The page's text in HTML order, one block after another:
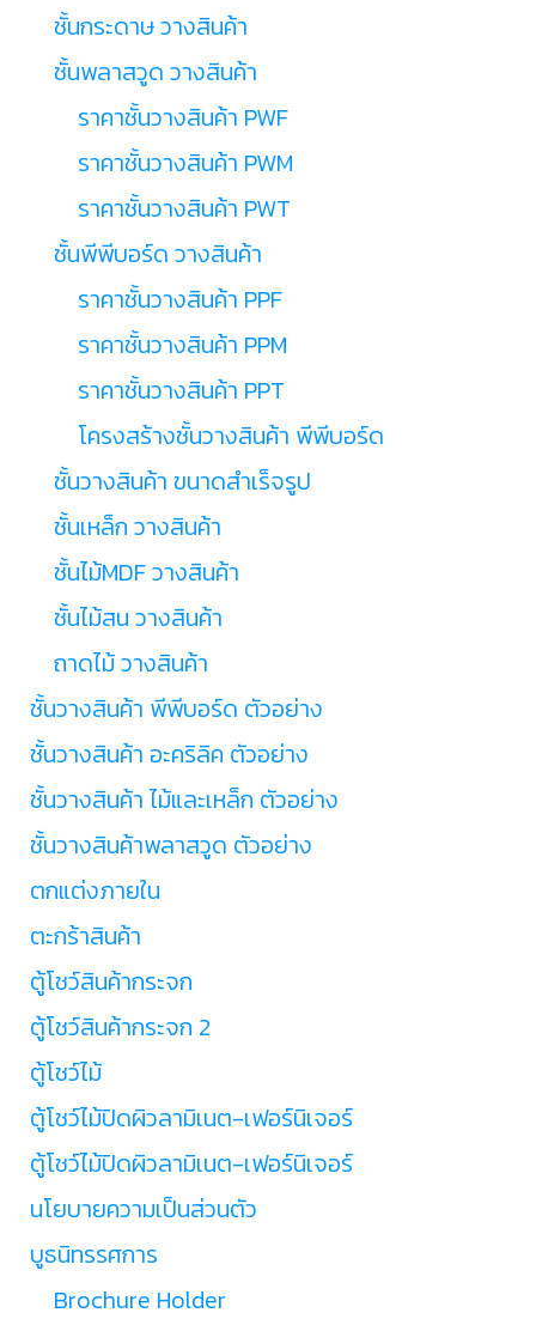
ชั้นกระดาษ วางสินค้า
ชั้นพลาสวูด วางสินค้า
ราคาชั้นวางสินค้า PWF
ราคาชั้นวางสินค้า PWM
ราคาชั้นวางสินค้า PWT
ชั้นพีพีบอร์ด วางสินค้า
ราคาชั้นวางสินค้า PPF
ราคาชั้นวางสินค้า PPM
ราคาชั้นวางสินค้า PPT
โครงสร้างชั้นวางสินค้า พีพีบอร์ด
ชั้นวางสินค้า ขนาดสำเร็จรูป
ชั้นเหล็ก วางสินค้า
ชั้นไม้MDF วางสินค้า
ชั้นไม้สน วางสินค้า
ถาดไม้ วางสินค้า
ชั้นวางสินค้า พีพีบอร์ด ตัวอย่าง
ชั้นวางสินค้า อะคริลิค ตัวอย่าง
ชั้นวางสินค้า ไม้และเหล็ก ตัวอย่าง
ชั้นวางสินค้าพลาสวูด ตัวอย่าง
ตกแต่งภายใน
ตะกร้าสินค้า
ตู้โชว์สินค้ากระจก
ตู้โชว์สินค้ากระจก 2
ตู้โชว์ไม้
ตู้โชว์ไม้ปิดผิวลามิเนต-เฟอร์นิเจอร์
ตู้โชว์ไม้ปิดผิวลามิเนต-เฟอร์นิเจอร์
นโยบายความเป็นส่วนตัว
บูธนิทรรศการ
Brochure Holder